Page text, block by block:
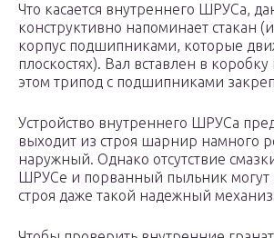
Что касается внутреннего ШРУСа,
конструктивно напоминает стакан
корпус подшипниками, которые
плоскостях). Вал вставлен в
этом трипод с подшипниками
Устройство внутреннего ШРУСа
выходит из строя шарнир намного
наружный. Однако отсутствие
ШРУСе и порванный пыльник могут
строя даже такой надежный